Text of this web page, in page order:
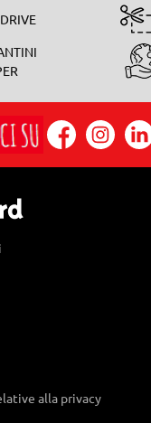
alla privacy